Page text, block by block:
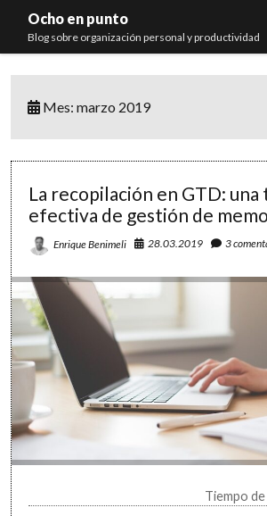
Ocho en punto
Blog sobre organización personal y productividad
Libros
Mes:marzo 2019
La recopilación en GTD: una
efectiva de gestión de
Enrique Benimeli 28.03.2019 3
Tiempo